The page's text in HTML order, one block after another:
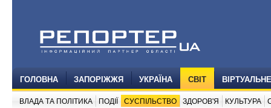
ГОЛОВНА ЗАПОРІЖЖЯ УКРАЇНА СВІТ
ВЛАДА ТА ПОЛІТИКА ПОДІЇ СУСПІЛЬСТВО ЗДОРОВ'Я КУЛЬТУРА